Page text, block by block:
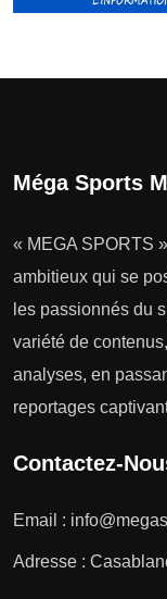
Méga Sports
« MEGA SPORTS
ambitieux qui se
les passionnés du
variété de
analyses, en
reportages
Contactez-
Email :
Adresse :